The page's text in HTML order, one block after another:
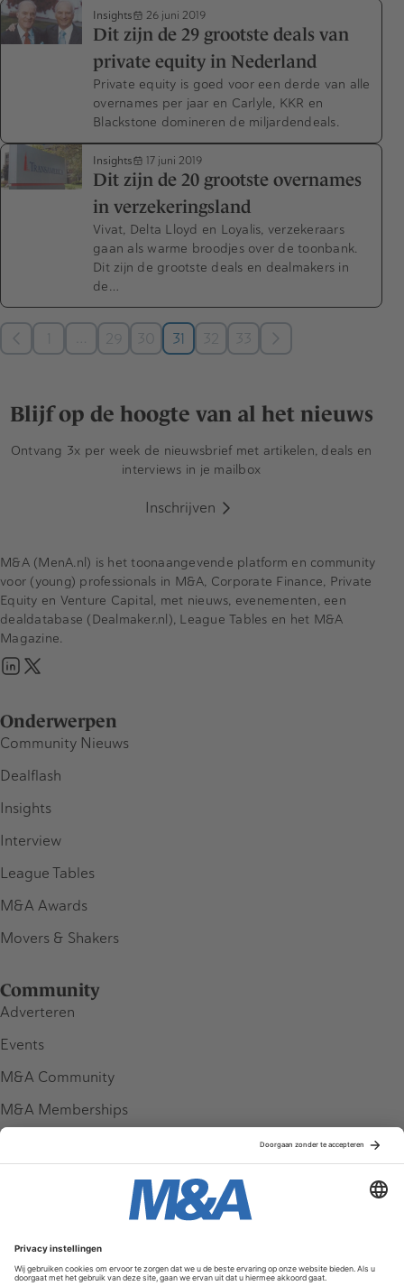
Insights 26 juni 2019
Dit zijn de 29 grootste deals van
private equity in Nederland
Private equity is goed voor een derde van alle
overnames per jaar en Carlyle, KKR en
Blackstone domineren de miljardendeals.
Insights 17 juni 2019
Dit zijn de 20 grootste overnames
in verzekeringsland
Vivat, Delta Lloyd en Loyalis, verzekeraars
gaan als warme broodjes over de toonbank.
Dit zijn de grootste deals en dealmakers in
de…
29 30 31 32 33
Blijf op de hoogte van al het nieuws
Ontvang 3x per week de nieuwsbrief met artikelen, deals en
interviews in je mailbox
Inschrijven
Onderwerpen
Community Nieuws
Dealflash
Insights
Interview
League Tables
M&A Awards
Movers & Shakers
Community
Adverteren
Events
M&A Community
M&A Memberships
Service & Contact
Contact
M&A (MenA.nl) is het toonaangevende platform en community
voor (young) professionals in M&A, Corporate Finance, Private
Equity en Venture Capital, met nieuws, evenementen, een
dealdatabase (Dealmaker.nl), League Tables en het M&A
Magazine.